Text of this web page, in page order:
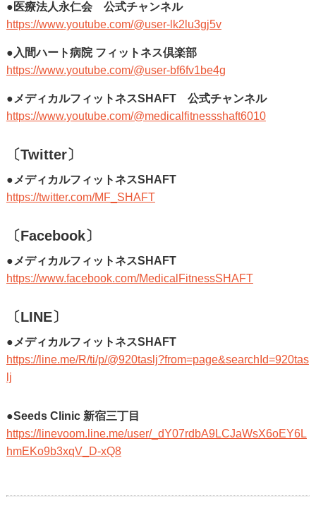
●医療法人永仁会 公式チャンネル
https://www.youtube.com/@user-lk2lu3gj5v
●入間ハート病院 フィットネス倶楽部
https://www.youtube.com/@user-bf6fv1be4g
●メディカルフィットネスSHAFT 公式チャンネル
https://www.youtube.com/@medicalfitnessshaft6010
〔Twitter〕
●メディカルフィットネスSHAFT
https://twitter.com/MF_SHAFT
〔Facebook〕
●メディカルフィットネスSHAFT
https://www.facebook.com/MedicalFitnessSHAFT
〔LINE〕
●メディカルフィットネスSHAFT
https://line.me/R/ti/p/@920taslj?from=page&searchId=920tas
lj
●Seeds Clinic 新宿三丁目
https://linevoom.line.me/user/_dY07rdbA9LCJaWsX6oEY6L
hmEKo9b3xqV_D-xQ8